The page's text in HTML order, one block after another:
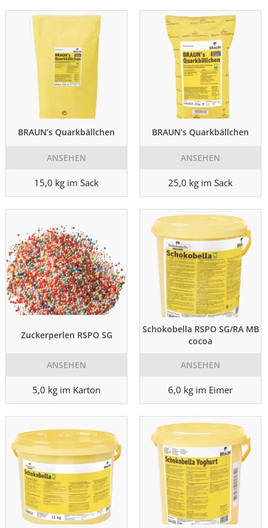
BRAUN’s Quarkbällchen
ANSEHEN
15,0 kg im Sack
BRAUN’s Quarkbällchen
ANSEHEN
25,0 kg im Sack
Zuckerperlen RSPO SG
ANSEHEN
5,0 kg im Karton
Schokobella RSPO SG/RA MB
cocoa
ANSEHEN
6,0 kg im Eimer